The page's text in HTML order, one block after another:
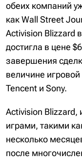
обеих компаний
как Wall Street
Activision Blizzard
достигла в цене
завершения
величине
Tencent и Sony.
Activision Blizzard,
играми, такими
несколько
после